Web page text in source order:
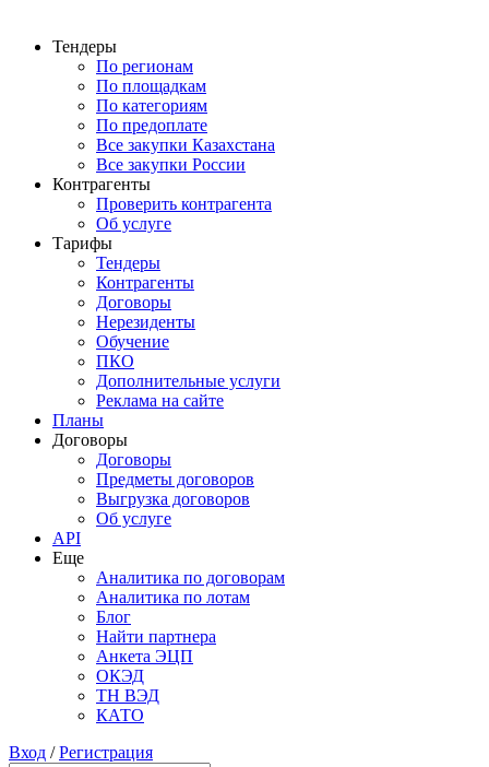
Тендеры
По регионам
По площадкам
По категориям
По предоплате
Все закупки Казахстана
Все закупки России
Контрагенты
Проверить контрагента
Об услуге
Тарифы
Тендеры
Контрагенты
Договоры
Нерезиденты
Обучение
ПКО
Дополнительные услуги
Реклама на сайте
Планы
Договоры
Договоры
Предметы договоров
Выгрузка договоров
Об услуге
API
Еще
Аналитика по договорам
Аналитика по лотам
Блог
Найти партнера
Анкета ЭЦП
ОКЭД
ТН ВЭД
КАТО
Вход /Регистрация